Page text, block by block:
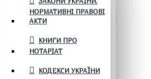
НОРМАТИВНІ ПРАВОВІ
АКТИ
КНИГИ ПРО
НОТАРІАТ
КОДЕКСИ УКРАЇНИ